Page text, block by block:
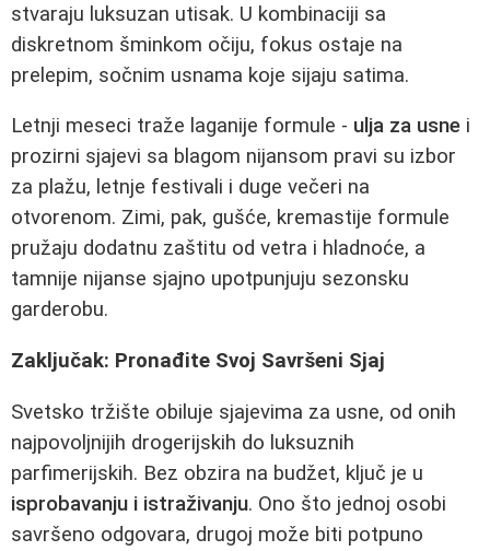
stvaraju luksuzan utisak. U kombinaciji sa
diskretnom šminkom očiju, fokus ostaje na
prelepim, sočnim usnama koje sijaju satima.
Letnji meseci traže laganije formule - ulja za usne i
prozirni sjajevi sa blagom nijansom pravi su izbor
za plažu, letnje festivali i duge večeri na
otvorenom. Zimi, pak, gušće, kremastije formule
pružaju dodatnu zaštitu od vetra i hladnoće, a
tamnije nijanse sjajno upotpunjuju sezonsku
garderobu.
Zaključak: Pronađite Svoj Savršeni Sjaj
Svetsko tržište obiluje sjajevima za usne, od onih
najpovoljnijih drogerijskih do luksuznih
parfimerijskih. Bez obzira na budžet, ključ je u
isprobavanju i istraživanju. Ono što jednoj osobi
savršeno odgovara, drugoj može biti potpuno